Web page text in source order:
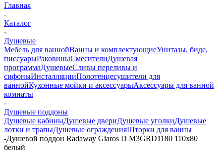
Главная
-
Каталог
-
Душевые
Мебель для ваннойВанны и комплектующиеУнитазы, биде,
писсуарыРаковиныСмесителиДушевая
программаДушевыеСливы переливы и
сифоныИнсталляцииПолотенцесушители для
ваннойКухонные мойки и аксессуарыАксессуары для ванной
комнаты
-
Душевые поддоны
Душевые кабиныДушевые двериДушевые уголкиДушевые
лотки и трапыДушевые огражденияШторки для ванны
-Душевой поддон Radaway Giaros D M3GRD1180 110x80
белый